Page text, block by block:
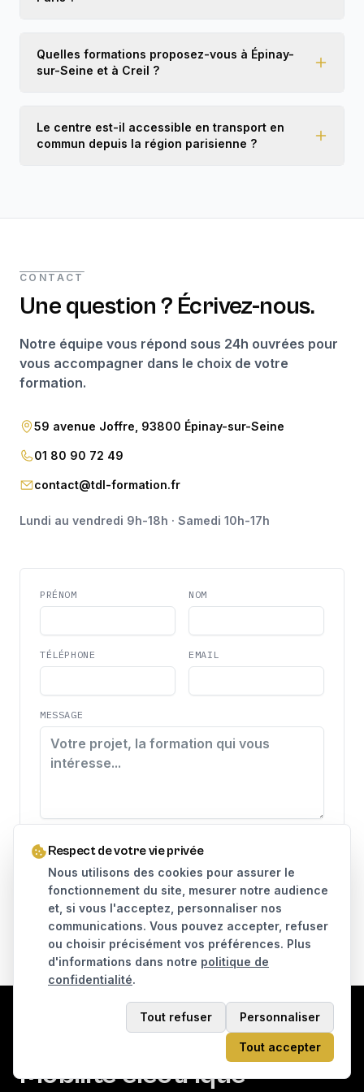
Respect de votre vie privée
Nous utilisons des cookies pour assurer le
fonctionnement du site, mesurer notre audience
et, si vous l'acceptez, personnaliser nos
communications. Vous pouvez accepter, refuser
ou choisir précisément vos préférences. Plus
d'informations dans notre politique de
confidentialité.
Tout refuser Personnaliser
Tout accepter
Quelles formations proposez-vous à Épinay-
sur-Seine et à Creil ?
Le centre est-il accessible en transport en
commun depuis la région parisienne ?
CONTACT
Une question ? Écrivez-nous.
Notre équipe vous répond sous 24h ouvrées pour
vous accompagner dans le choix de votre
formation.
59 avenue Joffre, 93800 Épinay-sur-Seine
01 80 90 72 49
contact@tdl-formation.fr
Lundi au vendredi 9h-18h · Samedi 10h-17h
PRÉNOM NOM
TÉLÉPHONE EMAIL
MESSAGE
ma demande, conformément à la
Envoyer le message
Mobilité électrique